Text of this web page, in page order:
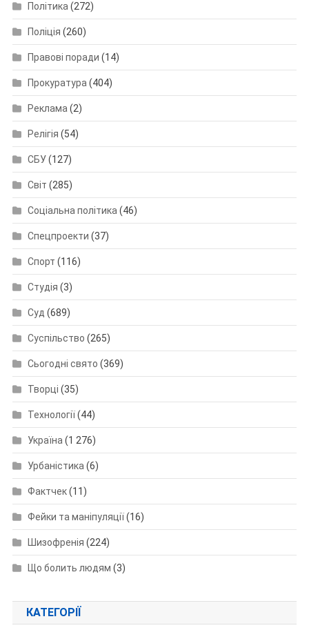
Політика(272)
Поліція (260)
Правові поради (14)
Прокуратура(404)
Реклама(2)
Релігія (54)
СБУ(127)
Світ (285)
Соціальна політика(46)
Спецпроекти (37)
Спорт (116)
Студія (3)
Суд (689)
Суспільство (265)
Сьогодні свято (369)
Творці (35)
Технології(44)
Україна(1 276)
Урбаністика(6)
Фактчек(11)
Фейки та маніпуляції(16)
Шизофренія (224)
Що болить людям (3)
КАТЕГОРІЇ